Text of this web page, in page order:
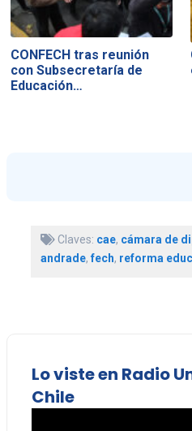
CONFECH tras reunión
con Subsecretaría de
Educación…
Claves: cae, cámara de
andrade,fech, reforma
Lo viste en Radio
Chile